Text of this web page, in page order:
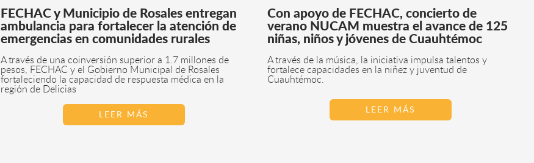
FECHAC y Municipio de Rosales entregan
ambulancia para fortalecer la atención de
emergencias en comunidades rurales
A través de una coinversión superior a 1.7 millones de
pesos, FECHAC y el Gobierno Municipal de Rosales
fortaleciendo la capacidad de respuesta médica en la
región de Delicias
LEER MÁS
Con apoyo de FECHAC, concierto de
verano NUCAM muestra el avance de 125
niñas, niños y jóvenes de Cuauhtémoc
A través de la música, la iniciativa impulsa talentos y
fortalece capacidades en la niñez y juventud de
Cuauhtémoc.
LEER MÁS